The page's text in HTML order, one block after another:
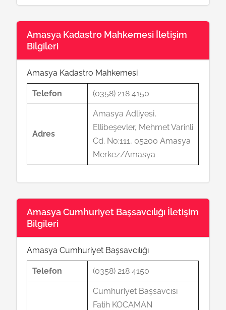
Amasya Kadastro Mahkemesi İletişim
Bilgileri
Amasya Kadastro Mahkemesi
Telefon (0358) 218 4150
Adres
Amasya Adliyesi,
Ellibeşevler, Mehmet Varinli
Cd. No:111, 05200 Amasya
Merkez/Amasya
Amasya Cumhuriyet Başsavcılığı İletişim
Bilgileri
Amasya Cumhuriyet Başsavcılığı
Telefon (0358) 218 4150
Cumhuriyet Başsavcısı
Fatih KOCAMAN